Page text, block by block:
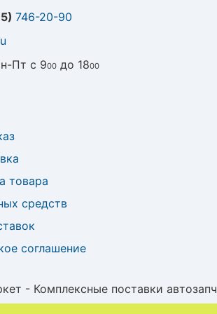
746-20-90
Пт с 900 до 1800
товара
средств
соглашение
- Комплексные поставки